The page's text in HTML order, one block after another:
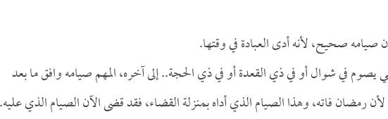
صيامه صحيح، لأنه أدى العبادة في وقتها.
يصوم في شوال أو في ذي القعدة أو في ذي الحجة.. إلى آخره، المهم صيامه وافق ما بعد
فاته، وهذا الصيام الذي أداه بمنزلة القضاء، فقد قضى الآن الصيام الذي